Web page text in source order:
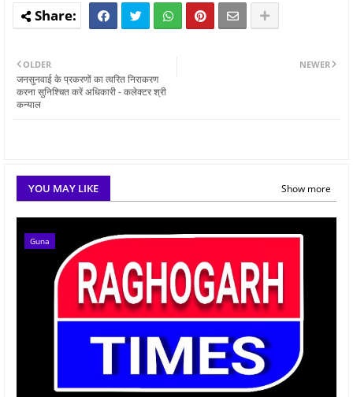
NEWER
OLDER
जनसुनवाई के प्रकरणों का त्वरित निराकरण
करना सुनिश्चित करें अधिकारी - कलेक्टर श्री
कन्याल
YOU MAY LIKE Show more
Guna